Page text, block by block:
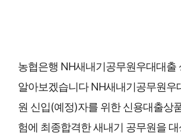
농협은행 NH새내기공무원우대대출
알아보겠습니다 NH새내기공무원우
원 신입(예정)자를 위한 신용대출상
험에 최종합격한 새내기 공무원을